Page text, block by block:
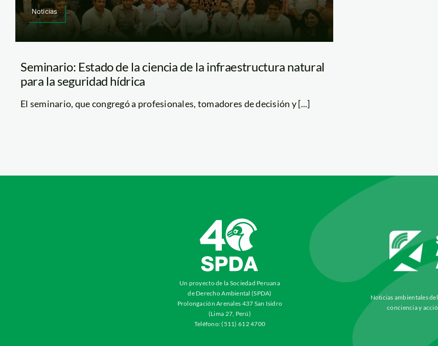
Noticias
Seminario: Estado de la ciencia de la infraestructura natural
para la seguridad hídrica
El seminario, que congregó a profesionales, tomadores de decisión y [...]
Un proyecto de la Sociedad Peruana
de Derecho Ambiental (SPDA)
Prolongación Arenales 437 San Isidro
(Lima 27, Perú)
Teléfono: (511) 612 4700
Noticias ambientales
conciencia y